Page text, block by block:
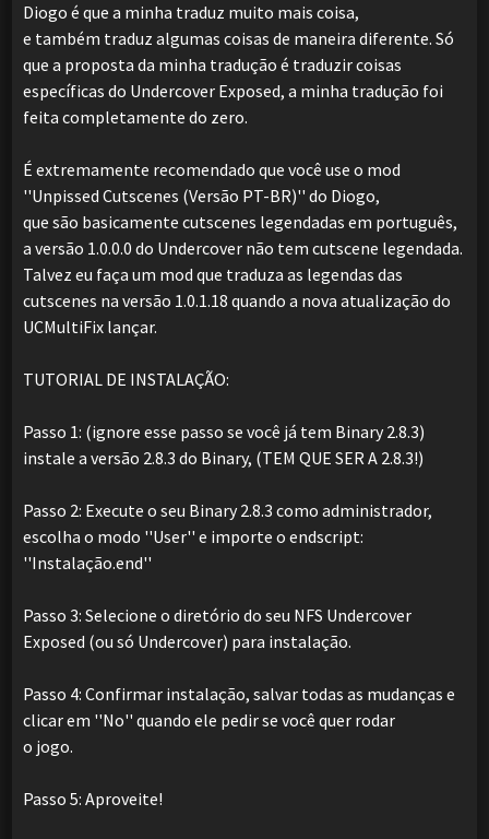
Diogo é que a minha traduz muito mais coisa,
e também traduz algumas coisas de maneira diferente. Só
que a proposta da minha tradução é traduzir coisas
específicas do Undercover Exposed, a minha tradução foi
feita completamente do zero.
É extremamente recomendado que você use o mod
''Unpissed Cutscenes (Versão PT-BR)'' do Diogo,
que são basicamente cutscenes legendadas em português,
a versão 1.0.0.0 do Undercover não tem cutscene legendada.
Talvez eu faça um mod que traduza as legendas das
cutscenes na versão 1.0.1.18 quando a nova atualização do
UCMultiFix lançar.
TUTORIAL DE INSTALAÇÃO:
Passo 1: (ignore esse passo se você já tem Binary 2.8.3)
instale a versão 2.8.3 do Binary, (TEM QUE SER A 2.8.3!)
Passo 2: Execute o seu Binary 2.8.3 como administrador,
escolha o modo ''User'' e importe o endscript:
''Instalação.end''
Passo 3: Selecione o diretório do seu NFS Undercover
Exposed (ou só Undercover) para instalação.
Passo 4: Confirmar instalação, salvar todas as mudanças e
clicar em ''No'' quando ele pedir se você quer rodar
o jogo.
Passo 5: Aproveite!